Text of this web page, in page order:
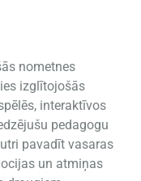
nometnes
izglītojošās
interaktīvos
pedagogu
pavadīt vasaras
un atmiņas